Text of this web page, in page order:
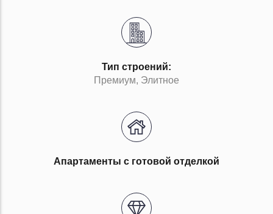
Тип строений:
Премиум, Элитное
Апартаменты с готовой отделкой